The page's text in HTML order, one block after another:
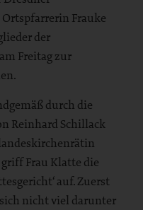
Frauke
der
Freitag zur
durch die
Reinhard Schillack
Frau Klatte die
auf. Zuerst
nicht viel darunter